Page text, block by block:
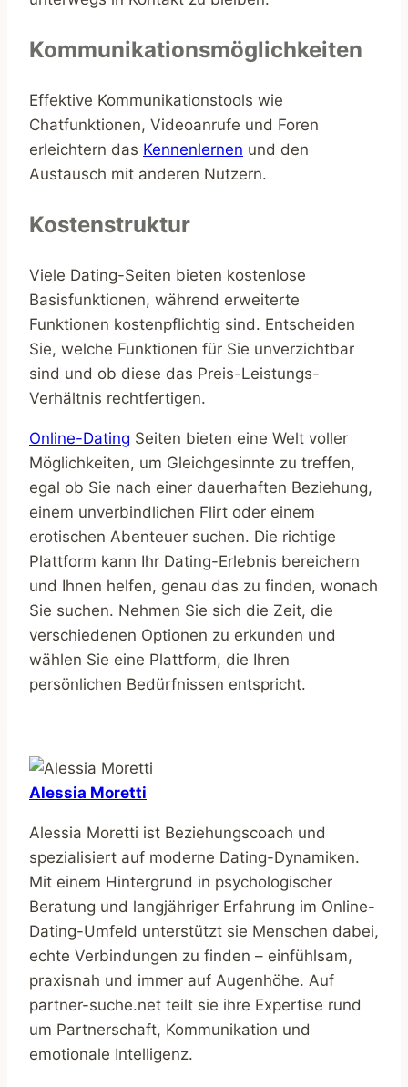
Kommunikationsmöglichkeiten
Effektive Kommunikationstools wie
Chatfunktionen, Videoanrufe und Foren
erleichtern das Kennenlernen und den
Austausch mit anderen Nutzern.
Kostenstruktur
Viele Dating-Seiten bieten kostenlose
Basisfunktionen, während erweiterte
Funktionen kostenpflichtig sind. Entscheiden
Sie, welche Funktionen für Sie unverzichtbar
sind und ob diese das Preis-Leistungs-
Verhältnis rechtfertigen.
Online-Dating Seiten bieten eine Welt voller
Möglichkeiten, um Gleichgesinnte zu treffen,
egal ob Sie nach einer dauerhaften Beziehung,
einem unverbindlichen Flirt oder einem
erotischen Abenteuer suchen. Die richtige
Plattform kann Ihr Dating-Erlebnis bereichern
und Ihnen helfen, genau das zu finden, wonach
Sie suchen. Nehmen Sie sich die Zeit, die
verschiedenen Optionen zu erkunden und
wählen Sie eine Plattform, die Ihren
persönlichen Bedürfnissen entspricht.
Alessia Moretti
Alessia Moretti ist Beziehungscoach und
spezialisiert auf moderne Dating-Dynamiken.
Mit einem Hintergrund in psychologischer
Beratung und langjähriger Erfahrung im Online-
Dating-Umfeld unterstützt sie Menschen dabei,
echte Verbindungen zu finden – einfühlsam,
praxisnah und immer auf Augenhöhe. Auf
partner-suche.net teilt sie ihre Expertise rund
um Partnerschaft, Kommunikation und
emotionale Intelligenz.